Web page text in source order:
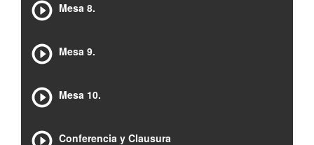
Mesa 8.
Mesa 9.
Mesa 10.
Conferencia y Clausura